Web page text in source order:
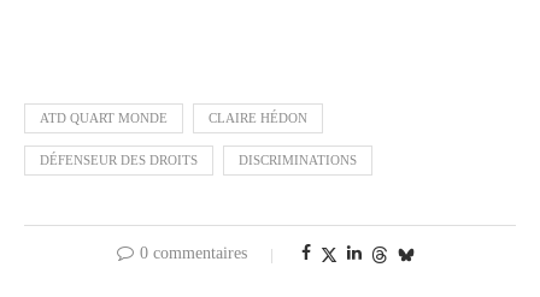
ATD QUART MONDE CLAIRE HÉDON
DÉFENSEUR DES DROITS DISCRIMINATIONS
0 commentaires